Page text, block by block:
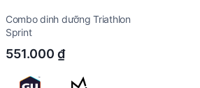
Combo dinh dưỡng Triathlon
Sprint
551.000 ₫